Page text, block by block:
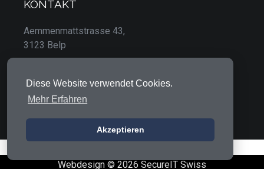
Diese Website verwendet Cookies.
Mehr Erfahren
Akzeptieren
KONTAKT
Aemmenmattstrasse 43,
3123 Belp
info@secureitswiss.ch
Webdesign © 2026 SecureIT Swiss